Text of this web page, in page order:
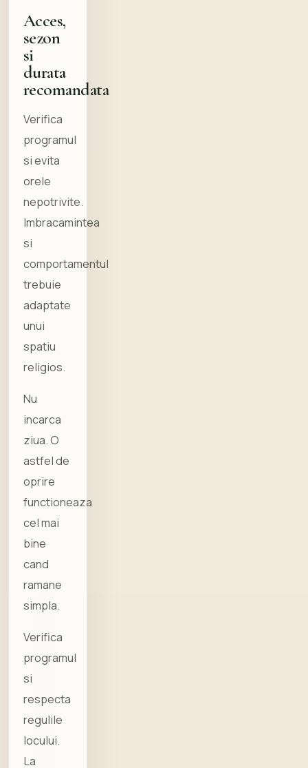
Acces,
sezon
si
durata
recomandata
Verifica
programul
si evita
orele
nepotrivite.
Imbracamintea
si
comportamentul
trebuie
adaptate
unui
spatiu
religios.
Nu
incarca
ziua. O
astfel de
oprire
functioneaza
cel mai
bine
cand
ramane
simpla.
Verifica
programul
si
respecta
regulile
locului.
La